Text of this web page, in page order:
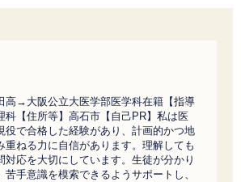
高→大阪公立大医学部医学科在籍【指導
科【住所等】高石市【自己PR】私は医
役で合格した経験があり、計画的かつ地
重ねる力に自信があります。理解しても
対応を大切にしています。生徒が分かり
苦手意識を模索できるようサポートし、